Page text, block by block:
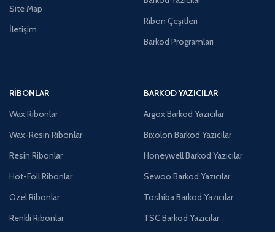
Site Map
İletişim
Ribon Çeşitleri
Barkod Programları
RIBONLAR
Wax Ribonlar
Wax-Resin Ribonlar
Resin Ribonlar
Hot-Foil Ribonlar
Özel Ribonlar
Renkli Ribonlar
BARKOD YAZICILAR
Argox Barkod Yazıcılar
Bixolon Barkod Yazıcılar
Honeywell Barkod Yazıcılar
Sewoo Barkod Yazıcılar
Toshiba Barkod Yazıcılar
TSC Barkod Yazıcılar